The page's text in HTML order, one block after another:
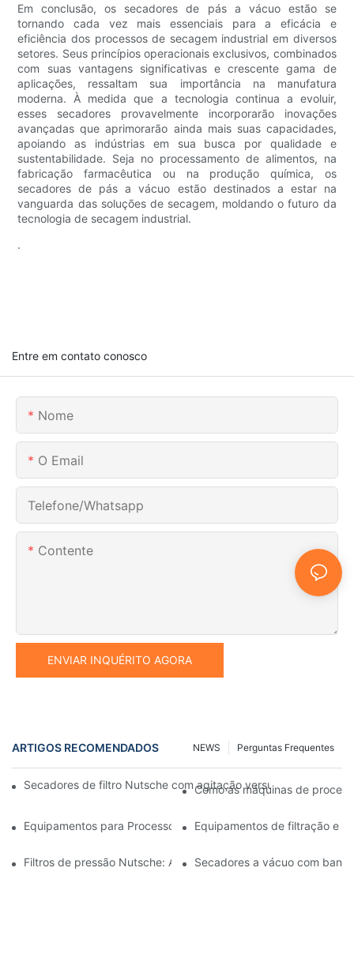
Em conclusão, os secadores de pás a vácuo estão se
tornando cada vez mais essenciais para a eficácia e
eficiência dos processos de secagem industrial em diversos
setores. Seus princípios operacionais exclusivos, combinados
com suas vantagens significativas e crescente gama de
aplicações, ressaltam sua importância na manufatura
moderna. À medida que a tecnologia continua a evoluir,
esses secadores provavelmente incorporarão inovações
avançadas que aprimorarão ainda mais suas capacidades,
apoiando as indústrias em sua busca por qualidade e
sustentabilidade. Seja no processamento de alimentos, na
fabricação farmacêutica ou na produção química, os
secadores de pás a vácuo estão destinados a estar na
vanguarda das soluções de secagem, moldando o futuro da
tecnologia de secagem industrial.
.
Entre em contato conosco
Nome
O Email
Telefone/whatsapp
Contente
ENVIAR INQUÉRITO AGORA
ARTIGOS RECOMENDADOS Perguntas Frequentes
NEWS
Secadores de filtro Nutsche com agitação versus outros
Como as máquinas de
Equipamentos para Processos Industriais: Inovações que
Equipamentos de filtração e
Filtros de pressão Nutsche: Aplicações nas indústrias química
Secadores a vácuo com